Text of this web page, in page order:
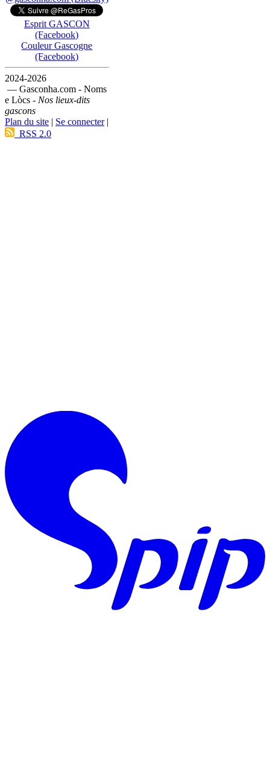
Esprit GASCON
(Facebook)
Couleur Gascogne
(Facebook)
2024-2026
— Gasconha.com - Noms
e Lòcs - Nos lieux-dits
gascons
Plan du site | Se connecter|
RSS 2.0